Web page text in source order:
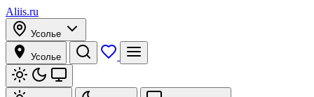
Aliis.ru
Усолье
Усолье